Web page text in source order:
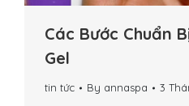
Các Bước Chuẩn
Gel
tin tức By annaspa 3